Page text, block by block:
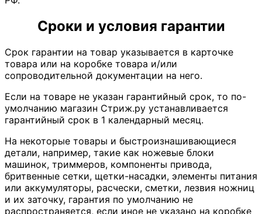
Сроки и условия гарантии
Срок гарантии на товар указывается в карточке
товара или на коробке товара и/или
сопроводительной документации на него.
Если на товаре не указан гарантийный срок, то по-
умолчанию магазин Стриж.ру устанавливается
гарантийный срок в 1 календарный месяц.
На некоторые товары и быстроизнашивающиеся
детали, например, такие как ножевые блоки
машинок, триммеров, компоненты привода,
бритвенные сетки, щетки-насадки, элементы питания
или аккумуляторы, расчески, сметки, лезвия ножниц
и их заточку, гарантия по умолчанию не
распространяется, если иное не указано на коробке